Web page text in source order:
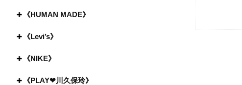
《HUMAN MADE》
《Levi’s》
《NIKE》
《PLAY❤川久保玲》